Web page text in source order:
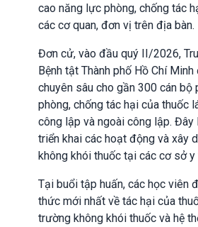
cao năng lực phòng, chống tác
các cơ quan, đơn vị trên địa bàn.
Đơn cử, vào đầu quý II/2026,
Bệnh tật Thành phố Hồ Chí
chuyên sâu cho gần 300 cán bộ
phòng, chống tác hại của thuốc
công lập và ngoài công lập.
triển khai các hoạt động và xây
không khói thuốc tại các cơ sở y
Tại buổi tập huấn, các học viên
thức mới nhất về tác hại của
trường không khói thuốc và hệ